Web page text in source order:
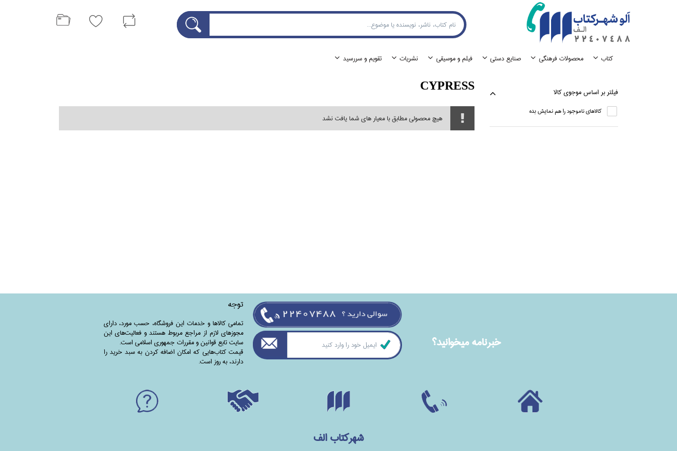
كتاب محصولات فرهنگي صنايع دستي فيلم و موسيقي نشريات تقويم و سررسيد
فيلتر بر اساس موجوي كالا
كالاهاي ناموجود را هم نمايش بده
CYPRESS
هیچ محصولی مطابق با معیار های شما یافت نشد
خبرنامه ميخوانيد؟
توجه
تمامی‌ کالاها و خدمات این فروشگاه، حسب مورد،‌ دارای
مجوزهای لازم از مراجع مربوط هستند ‌و‌‌ فعالیت‌های این
سایت تابع قوانین و مقررات جمهوری اسلامی است.
قیمت کتاب‌هایی که امکان اضافه کردن به سبد خرید را
دارند،‌ به روز است.
شهرکتاب الف